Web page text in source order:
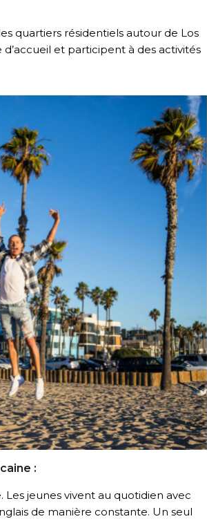
quartiers résidentiels autour de Los
et participent à des activités
:
Les jeunes vivent au quotidien avec
de manière constante. Un seul